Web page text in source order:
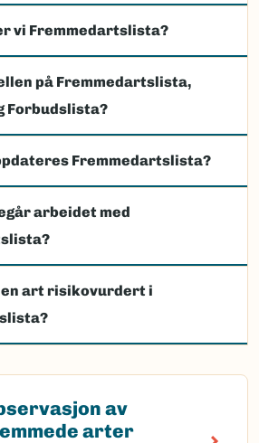
vi Fremmedartslista?
på Fremmedartslista,
Forbudslista?
Fremmedartslista?
arbeidet med
art risikovurdert i
av
arter
av fremmede arter